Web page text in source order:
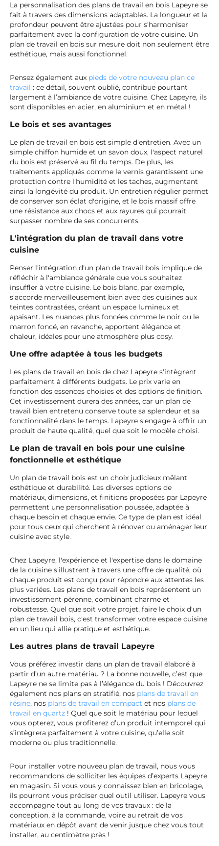
La personnalisation des plans de travail en bois Lapeyre se
fait à travers des dimensions adaptables. La longueur et la
profondeur peuvent être ajustées pour s'harmoniser
parfaitement avec la configuration de votre cuisine. Un
plan de travail en bois sur mesure doit non seulement être
esthétique, mais aussi fonctionnel.
Pensez également aux pieds de votre nouveau plan ce
travail : ce détail, souvent oublié, contribue pourtant
largement à l’ambiance de votre cuisine. Chez Lapeyre, ils
sont disponibles en acier, en aluminium et en métal !
Le bois et ses avantages
Le plan de travail en bois est simple d’entretien. Avec un
simple chiffon humide et un savon doux, l'aspect naturel
du bois est préservé au fil du temps. De plus, les
traitements appliqués comme le vernis garantissent une
protection contre l'humidité et les taches, augmentant
ainsi la longévité du produit. Un entretien régulier permet
de conserver son éclat d'origine, et le bois massif offre
une résistance aux chocs et aux rayures qui pourrait
surpasser nombre de ses concurrents.
L'intégration du plan de travail dans votre
cuisine
Penser l'intégration d'un plan de travail bois implique de
réfléchir à l'ambiance générale que vous souhaitez
insuffler à votre cuisine. Le bois blanc, par exemple,
s'accorde merveilleusement bien avec des cuisines aux
teintes contrastées, créant un espace lumineux et
apaisant. Les nuances plus foncées comme le noir ou le
marron foncé, en revanche, apportent élégance et
chaleur, idéales pour une atmosphère plus cosy.
Une offre adaptée à tous les budgets
Les plans de travail en bois de chez Lapeyre s'intègrent
parfaitement à différents budgets. Le prix varie en
fonction des essences choisies et des options de finition.
Cet investissement durera des années, car un plan de
travail bien entretenu conserve toute sa splendeur et sa
fonctionnalité dans le temps. Lapeyre s'engage à offrir un
produit de haute qualité, quel que soit le modèle choisi.
Le plan de travail en bois pour une cuisine
fonctionnelle et esthétique
Un plan de travail bois est un choix judicieux mêlant
esthétique et durabilité. Les diverses options de
matériaux, dimensions, et finitions proposées par Lapeyre
permettent une personnalisation poussée, adaptée à
chaque besoin et chaque envie. Ce type de plan est idéal
pour tous ceux qui cherchent à rénover ou aménager leur
cuisine avec style.
Chez Lapeyre, l'expérience et l'expertise dans le domaine
de la cuisine s'illustrent à travers une offre de qualité, où
chaque produit est conçu pour répondre aux attentes les
plus variées. Les plans de travail en bois représentent un
investissement pérenne, combinant charme et
robustesse. Quel que soit votre projet, faire le choix d'un
plan de travail bois, c'est transformer votre espace cuisine
en un lieu qui allie pratique et esthétique.
Les autres plans de travail Lapeyre
Vous préférez investir dans un plan de travail élaboré à
partir d’un autre matériau ? La bonne nouvelle, c’est que
Lapeyre ne se limite pas à l’élégance du bois ! Découvrez
également nos plans en stratifié, nos plans de travail en
résine, nos plans de travail en compact et nos plans de
travail en quartz ! Quel que soit le matériau pour lequel
vous opterez, vous profiterez d’un produit intemporel qui
s’intègrera parfaitement à votre cuisine, qu’elle soit
moderne ou plus traditionnelle.
Pour installer votre nouveau plan de travail, nous vous
recommandons de solliciter les équipes d’experts Lapeyre
en magasin. Si vous vous y connaissez bien en bricolage,
ils pourront vous préciser quel outil utiliser. Lapeyre vous
accompagne tout au long de vos travaux : de la
conception, à la commande, voire au retrait de vos
matériaux en dépôt avant de venir jusque chez vous tout
installer, au centimètre près !